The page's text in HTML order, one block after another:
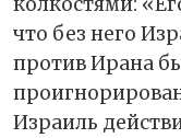
что без него
против Ирана
Израиль